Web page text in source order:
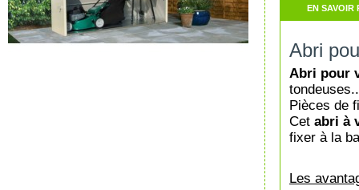
EN SAVOIR
Abri
Abri pour
Pièces de
Cet abri à
fixer à la
Les